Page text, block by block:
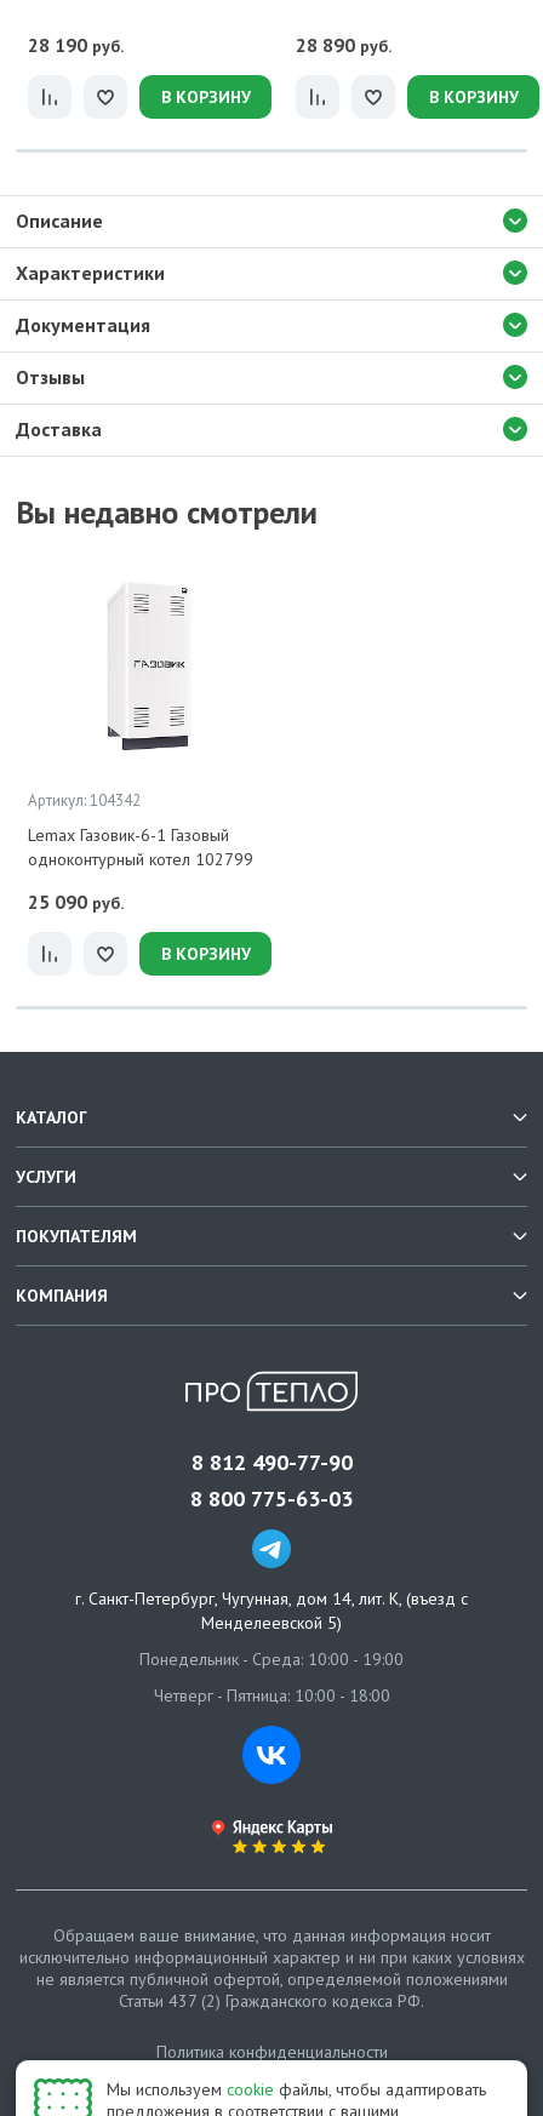
28 190 руб.
В КОРЗИНУ
28 890 руб.
В КОРЗИНУ
Доставка
Описание
Характеристики
Документация
Отзывы
Вы недавно смотрели
Артикул: 104342
Lemax Газовик-6-1 Газовый
одноконтурный котел 102799
25 090 руб.
В КОРЗИНУ
Мы используем cookie файлы, чтобы адаптировать
предложения в соответствии с вашими
КАТАЛОГ
УСЛУГИ
ПОКУПАТЕЛЯМ
КОМПАНИЯ
8 812 490-77-90
8 800 775-63-03
г. Санкт-Петербург, Чугунная, дом 14, лит. К, (въезд с
Менделеевской 5)
Понедельник - Среда: 10:00 - 19:00
Четверг - Пятница: 10:00 - 18:00
Обращаем ваше внимание, что данная информация носит
исключительно информационный характер и ни при каких условиях
не является публичной офертой, определяемой положениями
Статьи 437 (2) Гражданского кодекса РФ.
Политика конфиденциальности
Карта сайта